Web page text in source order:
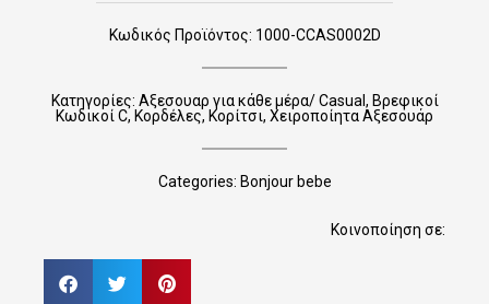
Κωδικός Προϊόντος: 1000-CCAS0002D
Κατηγορίες: Αξεσουαρ για κάθε μέρα/ Casual, Βρεφικοί
Κωδικοί C, Κορδέλες, Κορίτσι, Χειροποίητα Αξεσουάρ
Categories: Bonjour bebe
Κοινοποίηση σε: